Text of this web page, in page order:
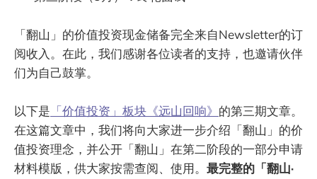
「翻山」的价值投资现金储备完全来自Newsletter的订
阅收入。在此，我们感谢各位读者的支持，也邀请伙伴
们为自己鼓掌。
以下是 「价值投资」板块《远山回响》 的第三期文章。
在这篇文章中，我们将向大家进一步介绍「翻山」的价
值投资理念，并公开「翻山」在第二阶段的一部分申请
材料模版，供大家按需查阅、使用。 最完整的「翻山·